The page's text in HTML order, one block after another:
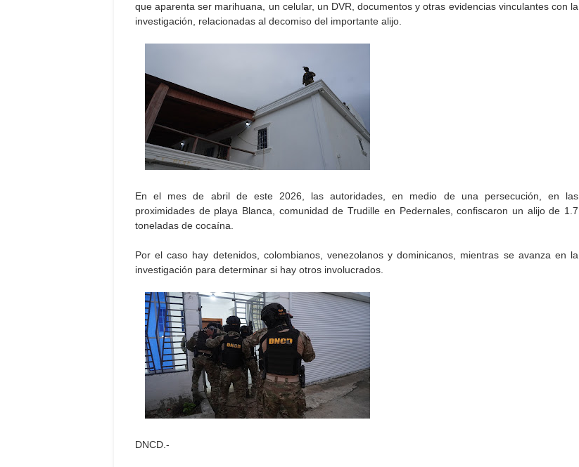
que aparenta ser marihuana, un celular, un DVR, documentos y otras evidencias vinculantes con la
investigación, relacionadas al decomiso del importante alijo.
En el mes de abril de este 2026, las autoridades, en medio de una persecución, en las
proximidades de playa Blanca, comunidad de Trudille en Pedernales, confiscaron un alijo de 1.7
toneladas de cocaína.
Por el caso hay detenidos, colombianos, venezolanos y dominicanos, mientras se avanza en la
investigación para determinar si hay otros involucrados.
DNCD.-